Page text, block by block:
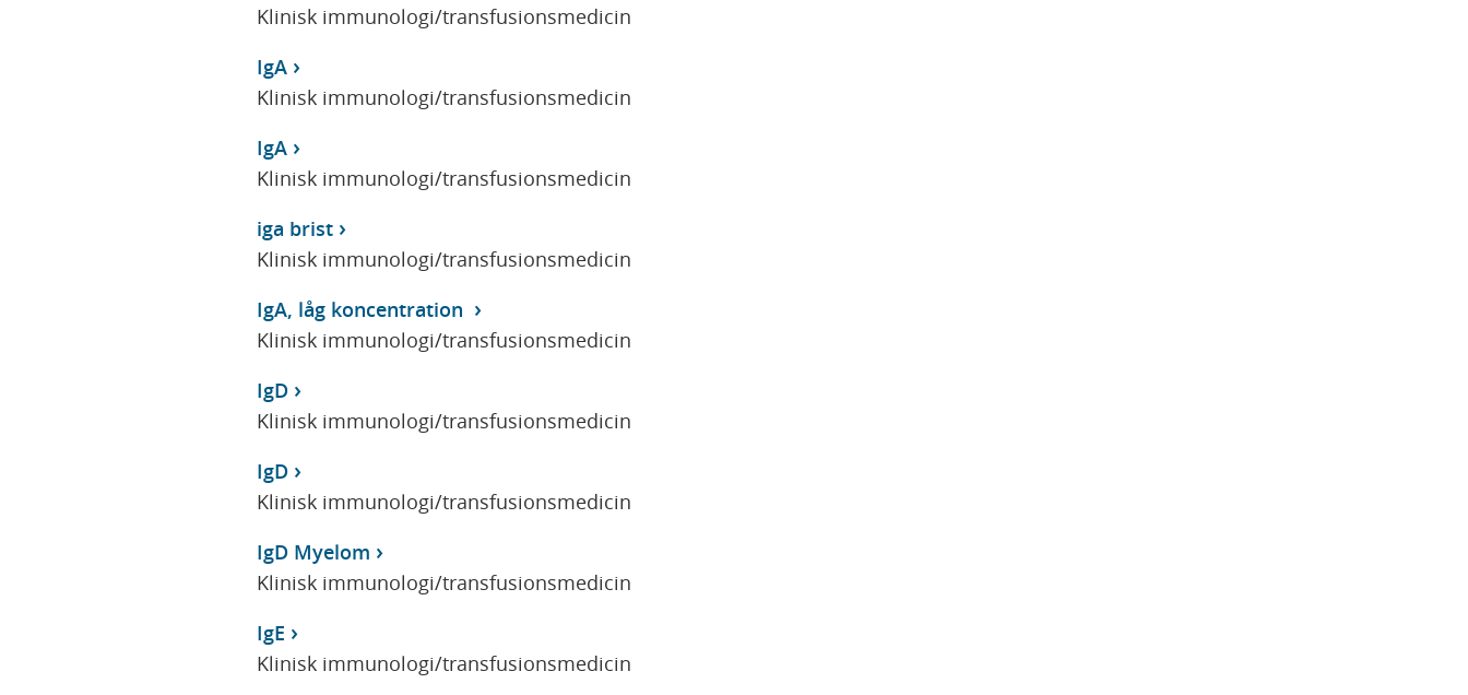
Klinisk immunologi/transfusionsmedicin
IgA
Klinisk immunologi/transfusionsmedicin
IgA
Klinisk immunologi/transfusionsmedicin
iga brist
Klinisk immunologi/transfusionsmedicin
IgA, låg koncentration
Klinisk immunologi/transfusionsmedicin
IgD
Klinisk immunologi/transfusionsmedicin
IgD
Klinisk immunologi/transfusionsmedicin
IgD Myelom
Klinisk immunologi/transfusionsmedicin
IgE
Klinisk immunologi/transfusionsmedicin